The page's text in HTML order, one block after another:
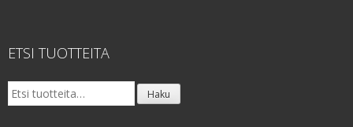
ETSI TUOTTEITA
Etsi: Haku